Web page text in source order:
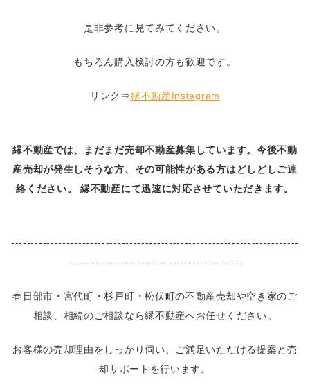
是非参考に見てみてください。
もちろん購入検討の方も歓迎です。
リンク⇒縁不動産Instagram
縁不動産では、まだまだ売却不動産募集しています。今後不動
産売却が発生しそうな方、その可能性がある方はどしどしご連
絡ください。 縁不動産にて迅速に対応させていただきます。
-------------------------------------------------------------------------
-------------------------------------------
春日部市・宮代町・杉戸町・松伏町の不動産売却や空き家のご
相談、相続のご相談なら縁不動産へお任せください。
お客様の売却理由をしっかり伺い、ご満足いただける提案と売
却サポートを行います。